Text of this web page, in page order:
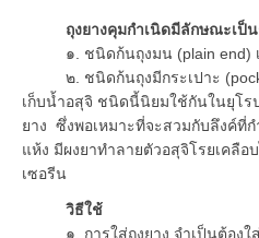
ถุงยางคุมกำเนิดมีลักษณะเป็
๑. ชนิดก้นถุงมน (plain end) เ
๒. ชนิดก้นถุงมีกระเปาะ
เก็บน้ำอสุจิ ชนิดนี้นิยมใช้กันในยุโร
ยาง ซึ่งพอเหมาะที่จะสวมกับลึงค์ที่
แห้ง มีผงยาทำลายตัวอสุจิโรยเคลื
เซอรีน
วิธีใช้
๑. การใส่ถุงยาง จำเป็นต้องใ